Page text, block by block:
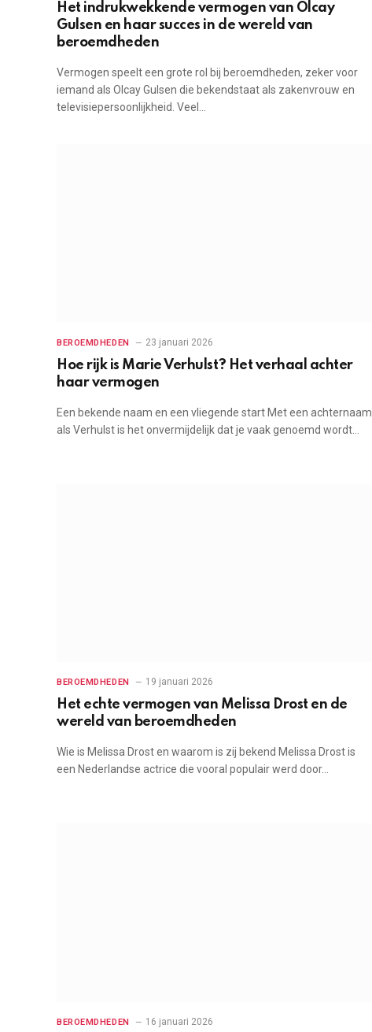
Het indrukwekkende vermogen van Olcay
Gulsen en haar succes in de wereld van
beroemdheden
Vermogen speelt een grote rol bij beroemdheden, zeker voor
iemand als Olcay Gulsen die bekendstaat als zakenvrouw en
televisiepersoonlijkheid. Veel…
BEROEMDHEDEN 23 januari 2026
Hoe rijk is Marie Verhulst? Het verhaal achter
haar vermogen
Een bekende naam en een vliegende start Met een achternaam
als Verhulst is het onvermijdelijk dat je vaak genoemd wordt…
BEROEMDHEDEN 19 januari 2026
Het echte vermogen van Melissa Drost en de
wereld van beroemdheden
Wie is Melissa Drost en waarom is zij bekend Melissa Drost is
een Nederlandse actrice die vooral populair werd door…
BEROEMDHEDEN 16 januari 2026